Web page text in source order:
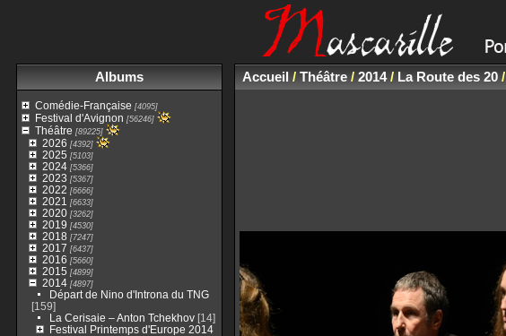
Albums
Comédie-Française [4095]
Festival d'Avignon [56246]
Théâtre [89225]
2026 [4392]
2025 [5103]
2024[5366]
2023 [5367]
2022 [6666]
2021 [6633]
2020[3262]
2019 [4530]
2018 [7247]
2017 [6437]
2016 [5660]
2015 [4899]
2014[4897]
Départ de Nino d'Introna du TNG
[159]
La Cerisaie – Anton Tchekhov[14]
Festival Printemps d'Europe 2014
Accueil/ Théâtre/ 2014/ La Route des 20/